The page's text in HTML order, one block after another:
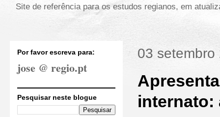
Site de referência para os estudos regianos, em
03 setembro
internato:
Por favor escreva para:
jose @ regio.pt
Pesquisar neste blogue